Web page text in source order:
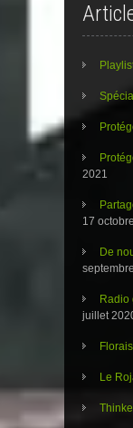
2021
17
De
Radio
juillet
Le